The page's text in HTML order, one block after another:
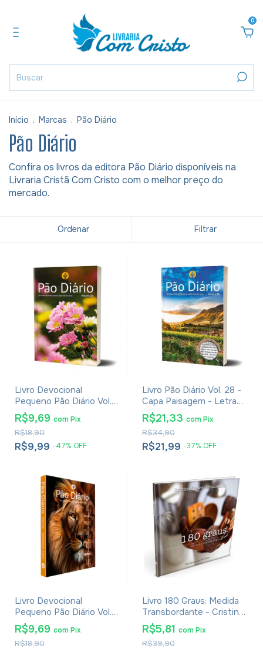
0
Início . Marcas . Pão Diário
Pão Diário
Confira os livros da editora Pão Diário disponíveis na
Livraria Cristã Com Cristo com o melhor preço do
mercado.
Ordenar Filtrar
Livro Devocional
Pequeno Pão Diário Vol.
29 - Capa Flores
R$9,99 -47% OFF
R$18,90
R$9,69 comPix
Livro Pão Diário Vol. 28 -
Capa Paisagem - Letra
Gigante
R$21,99 -37% OFF
R$34,90
R$21,33 com Pix
Livro Devocional
Pequeno Pão Diário Vol.
29 - Capa Príncipe Da
Paz
R$18,90
R$9,69 comPix
Livro 180 Graus: Medida
Transbordante - Cristina
Girardi Schatzamann
R$39,90
R$5,81 com Pix